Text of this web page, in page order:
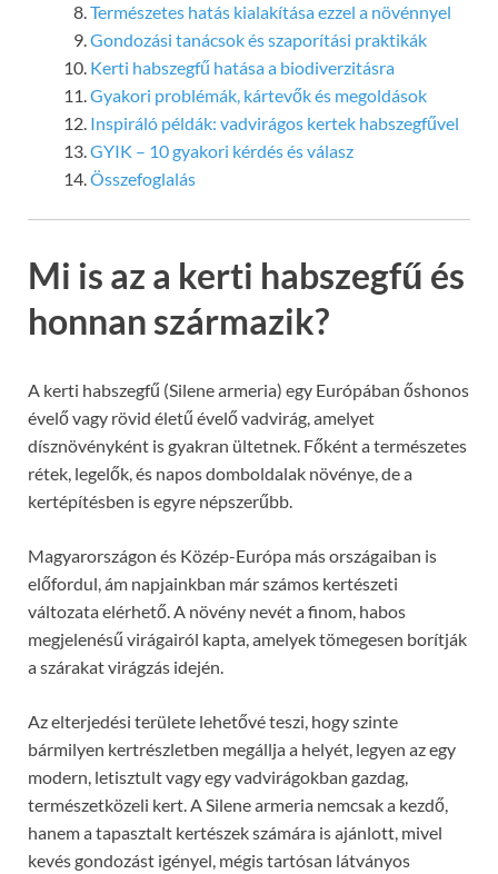
Természetes hatás kialakítása ezzel a növénnyel
Gondozási tanácsok és szaporítási praktikák
Kerti habszegfű hatása a biodiverzitásra
Gyakori problémák, kártevők és megoldások
Inspiráló példák: vadvirágos kertek habszegfűvel
GYIK – 10 gyakori kérdés és válasz
Összefoglalás
Mi is az a kerti habszegfű és
honnan származik?
A kerti habszegfű (Silene armeria) egy Európában őshonos
évelő vagy rövid életű évelő vadvirág, amelyet
dísznövényként is gyakran ültetnek. Főként a természetes
rétek, legelők, és napos domboldalak növénye, de a
kertépítésben is egyre népszerűbb.
Magyarországon és Közép-Európa más országaiban is
előfordul, ám napjainkban már számos kertészeti
változata elérhető. A növény nevét a finom, habos
megjelenésű virágairól kapta, amelyek tömegesen borítják
a szárakat virágzás idején.
Az elterjedési területe lehetővé teszi, hogy szinte
bármilyen kertrészletben megállja a helyét, legyen az egy
modern, letisztult vagy egy vadvirágokban gazdag,
természetközeli kert. A Silene armeria nemcsak a kezdő,
hanem a tapasztalt kertészek számára is ajánlott, mivel
kevés gondozást igényel, mégis tartósan látványos